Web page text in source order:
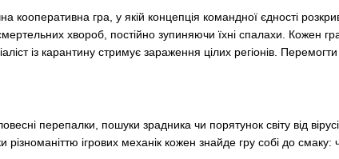
кооперативна гра, у якій концепція командної єдності
хвороб, постійно зупиняючи їхні спалахи. Кожен
із карантину стримує зараження цілих регіонів.
перепалки, пошуки зрадника чи порятунок світу від
різноманіттю ігрових механік кожен знайде гру собі до